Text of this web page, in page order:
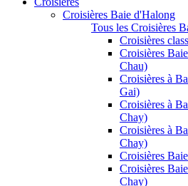
Croisières Baie d'Halong
Tous les Croisières
Croisières
Croisières
Chau)
Croisières à
Gai)
Croisières à
Chay)
Croisières à
Chay)
Croisières
Croisières
Chay)